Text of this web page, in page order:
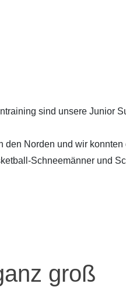
sind unsere Junior
den Norden und wir
Schneemänner und
groß